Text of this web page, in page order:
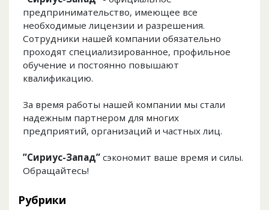
предпринимательство, имеющее все
необходимые лицензии и разрешения.
Сотрудники нашей компании обязательно
проходят специализированное, профильное
обучение и постоянно повышают
квалификацию.
За время работы нашей компании мы стали
надежным партнером для многих
предприятий, организаций и частных лиц.
”Сириус-Запад” сэкономит ваше время и силы.
Обращайтесь!
Рубрики